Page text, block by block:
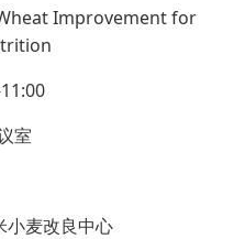
Improvement for
室
小麦改良中心